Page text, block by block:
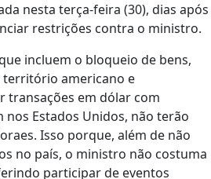
nesta terça-feira (30), dias após
restrições contra o ministro.
incluem o bloqueio de bens,
americano e
transações em dólar com
Estados Unidos, não terão
Isso porque, além de não
no país, o ministro não costuma
participar de eventos